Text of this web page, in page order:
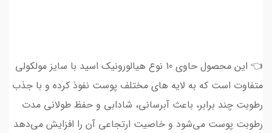
👈 این محصول حاوی 10 نوع هیالورونیک اسید با سایز مولکولی
متفاوت است که به لایه های مختلف پوست نفوذ کرده و با جذب
رطوبت چند برابر، باعث آبرسانی، شادابی و حفظ طولانی مدت
رطوبت پوست می‌شود و خاصیت ارتجاعی آن را افزایش می‌دهد